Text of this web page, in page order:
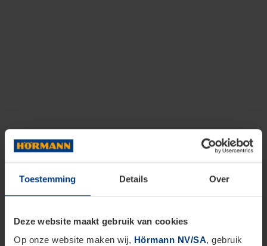
Toestemming Details Over
Deze website maakt gebruik van cookies
Op onze website maken wij, Hörmann NV/SA, gebruik